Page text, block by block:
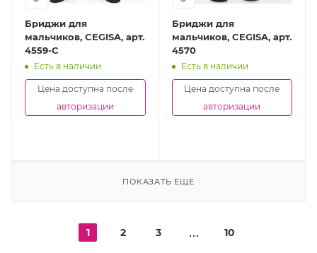
Бриджи для
мальчиков, CEGISA, арт.
4559-C
Есть в наличии
Цена доступна после
авторизации
Бриджи для
мальчиков, CEGISA, арт.
4570
Есть в наличии
Цена доступна после
авторизации
ПОКАЗАТЬ ЕЩЕ
1 2 3 10